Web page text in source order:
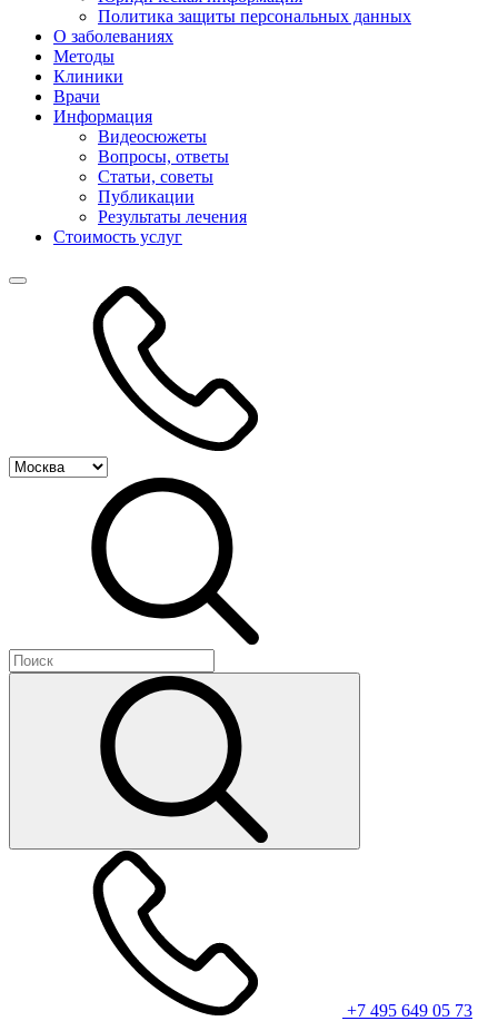
Политика защиты персональных данных
О заболеваниях
Методы
Клиники
Врачи
Информация
Видеосюжеты
Вопросы, ответы
Статьи, советы
Публикации
Результаты лечения
Стоимость услуг
+7 495 649 05 73